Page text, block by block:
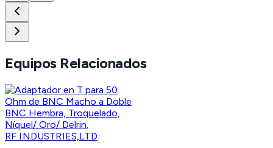
Equipos Relacionados
RF INDUSTRIES,LTD